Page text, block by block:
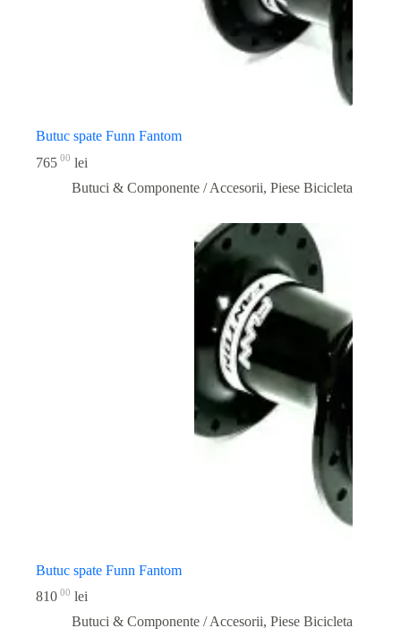
Butuc spate Funn Fantom
765 00 lei
Butuci & Componente / Accesorii, Piese Bicicleta
Butuc spate Funn Fantom
810 00 lei
Butuci & Componente / Accesorii, Piese Bicicleta